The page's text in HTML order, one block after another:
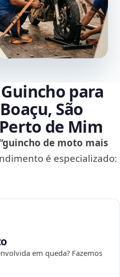
para
São
Perto de Mim
de moto mais
é especializado:
em queda? Fazemos